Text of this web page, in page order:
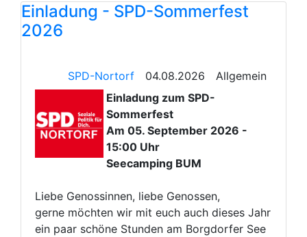
Einladung - SPD-Sommerfest
2026
Allgemein
04.08.2026
SPD-Nortorf
Einladung zum SPD-
Sommerfest
Am 05. September 2026 -
15:00 Uhr
Seecamping BUM
Liebe Genossinnen, liebe Genossen,
gerne möchten wir mit euch auch dieses Jahr
ein paar schöne Stunden am Borgdorfer See